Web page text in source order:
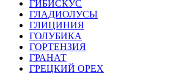
ГИБИСКУС
ГЛАДИОЛУСЫ
ГЛИЦИНИЯ
ГОЛУБИКА
ГОРТЕНЗИЯ
ГРАНАТ
ГРЕЦКИЙ ОРЕХ